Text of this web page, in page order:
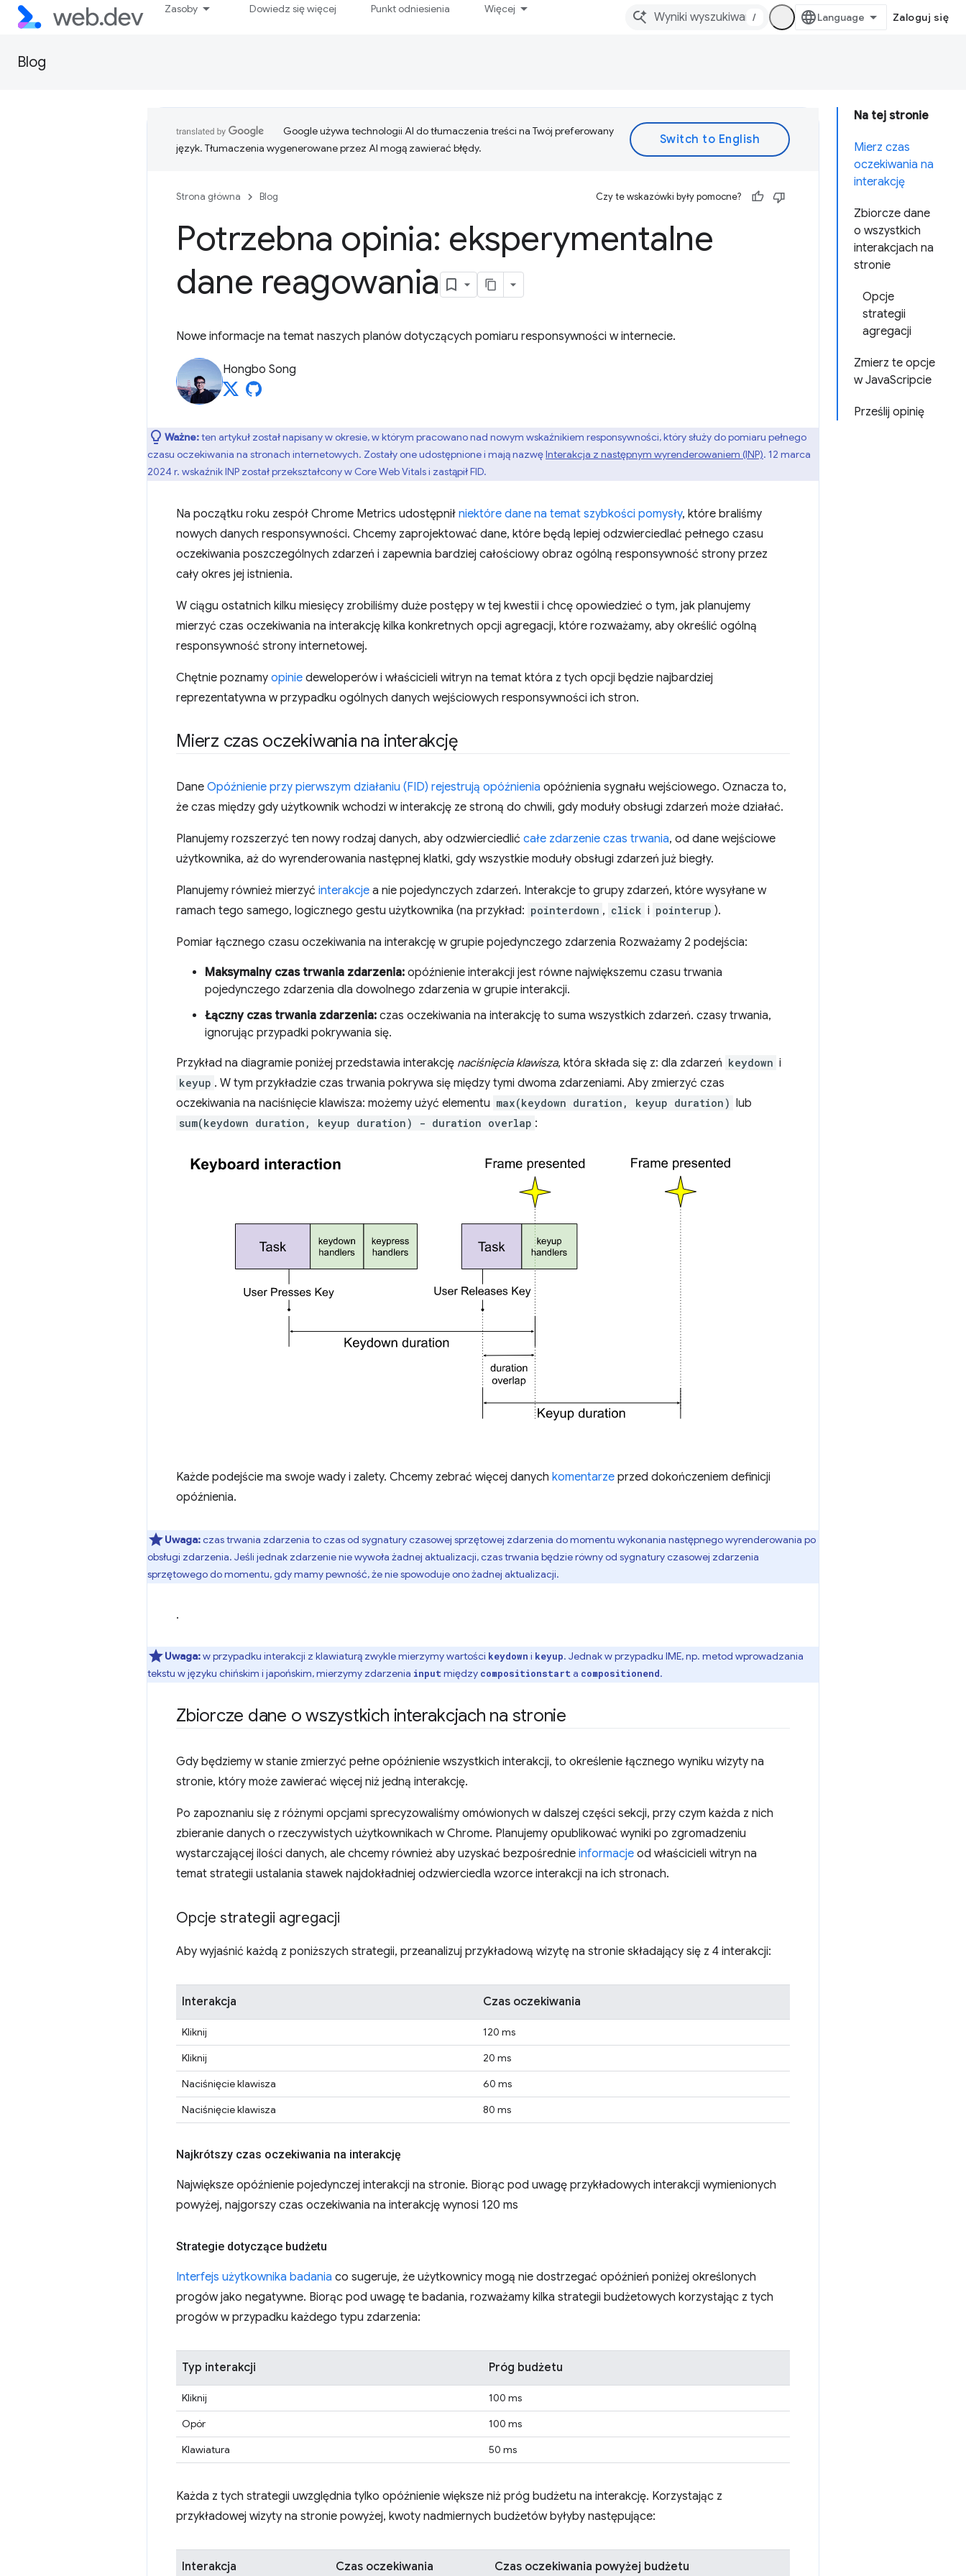
Zasoby Dowiedz się więcej Punkt odniesienia Więcej
/ Zaloguj się
Blog
Na tej stronie
Mierz czas
oczekiwania na
interakcję
Zbiorcze dane
o wszystkich
interakcjach na
stronie
Opcje
strategii
agregacji
Zmierz te opcje
w JavaScripcie
Prześlij opinię
Google używa technologii AI do tłumaczenia treści na Twój preferowany
język. Tłumaczenia wygenerowane przez AI mogą zawierać błędy.
Strona główna Blog Czy te wskazówki były pomocne?
Potrzebna opinia: eksperymentalne
dane reagowania
Nowe informacje na temat naszych planów dotyczących pomiaru responsywności w internecie.
Hongbo Song
Ważne:ten artykuł został napisany w okresie, w którym pracowano nad nowym wskaźnikiem responsywności, który służy do pomiaru pełnego
czasu oczekiwania na stronach internetowych. Zostały one udostępnione i mają nazwęInterakcja z następnym wyrenderowaniem (INP). 12 marca
2024 r. wskaźnik INP został przekształcony w Core Web Vitals i zastąpił FID.
Na początku roku zespół Chrome Metrics udostępnił niektóre dane na temat szybkości pomysły, które braliśmy
nowych danych responsywności. Chcemy zaprojektować dane, które będą lepiej odzwierciedlać pełnego czasu
oczekiwania poszczególnych zdarzeń i zapewnia bardziej całościowy obraz ogólną responsywność strony przez
cały okres jej istnienia.
W ciągu ostatnich kilku miesięcy zrobiliśmy duże postępy w tej kwestii i chcę opowiedzieć o tym, jak planujemy
mierzyć czas oczekiwania na interakcję kilka konkretnych opcji agregacji, które rozważamy, aby określić ogólną
responsywność strony internetowej.
Chętnie poznamy opinie deweloperów i właścicieli witryn na temat która z tych opcji będzie najbardziej
reprezentatywna w przypadku ogólnych danych wejściowych responsywności ich stron.
Mierz czas oczekiwania na interakcję
Dane Opóźnienie przy pierwszym działaniu (FID) rejestrują opóźnienia opóźnienia sygnału wejściowego. Oznacza to,
że czas między gdy użytkownik wchodzi w interakcję ze stroną do chwili, gdy moduły obsługi zdarzeń może działać.
Planujemy rozszerzyć ten nowy rodzaj danych, aby odzwierciedlić całe zdarzenie czas trwania, od dane wejściowe
użytkownika, aż do wyrenderowania następnej klatki, gdy wszystkie moduły obsługi zdarzeń już biegły.
Planujemy również mierzyć interakcje a nie pojedynczych zdarzeń. Interakcje to grupy zdarzeń, które wysyłane w
ramach tego samego, logicznego gestu użytkownika (na przykład: pointerdown , click i pointerup ).
Pomiar łącznego czasu oczekiwania na interakcję w grupie pojedynczego zdarzenia Rozważamy 2 podejścia:
Maksymalny czas trwania zdarzenia: opóźnienie interakcji jest równe największemu czasu trwania
pojedynczego zdarzenia dla dowolnego zdarzenia w grupie interakcji.
Łączny czas trwania zdarzenia: czas oczekiwania na interakcję to suma wszystkich zdarzeń. czasy trwania,
ignorując przypadki pokrywania się.
Przykład na diagramie poniżej przedstawia interakcję naciśnięcia klawisza, która składa się z: dla zdarzeń keydown i
keyup . W tym przykładzie czas trwania pokrywa się między tymi dwoma zdarzeniami. Aby zmierzyć czas
oczekiwania na naciśnięcie klawisza: możemy użyć elementu max(keydown duration, keyup duration) lub
sum(keydown duration, keyup duration) - duration overlap :
Każde podejście ma swoje wady i zalety. Chcemy zebrać więcej danych komentarze przed dokończeniem definicji
opóźnienia.
Uwaga:czas trwania zdarzenia to czas od sygnatury czasowej sprzętowej zdarzenia do momentu wykonania następnego wyrenderowania po
obsługi zdarzenia. Jeśli jednak zdarzenie nie wywoła żadnej aktualizacji, czas trwania będzie równy od sygnatury czasowej zdarzenia
sprzętowego do momentu, gdy mamy pewność, że nie spowoduje ono żadnej aktualizacji.
.
Uwaga:w przypadku interakcji z klawiaturą zwykle mierzymy wartości keydown i keyup. Jednak w przypadku IME, np. metod wprowadzania
tekstu w języku chińskim i japońskim, mierzymy zdarzenia inputmiędzy compositionstarta compositionend.
Zbiorcze dane o wszystkich interakcjach na stronie
Gdy będziemy w stanie zmierzyć pełne opóźnienie wszystkich interakcji, to określenie łącznego wyniku wizyty na
stronie, który może zawierać więcej niż jedną interakcję.
Po zapoznaniu się z różnymi opcjami sprecyzowaliśmy omówionych w dalszej części sekcji, przy czym każda z nich
zbieranie danych o rzeczywistych użytkownikach w Chrome. Planujemy opublikować wyniki po zgromadzeniu
wystarczającej ilości danych, ale chcemy również aby uzyskać bezpośrednie informacje od właścicieli witryn na
temat strategii ustalania stawek najdokładniej odzwierciedla wzorce interakcji na ich stronach.
Opcje strategii agregacji
Aby wyjaśnić każdą z poniższych strategii, przeanalizuj przykładową wizytę na stronie składający się z 4 interakcji:
Interakcja Czas oczekiwania
Kliknij
120 ms
Kliknij
20 ms
Naciśnięcie klawisza
60 ms
Naciśnięcie klawisza
80 ms
Najkrótszy czas oczekiwania na interakcję
Największe opóźnienie pojedynczej interakcji na stronie. Biorąc pod uwagę przykładowych interakcji wymienionych
powyżej, najgorszy czas oczekiwania na interakcję wynosi 120 ms
Strategie dotyczące budżetu
Interfejs użytkownika badania co sugeruje, że użytkownicy mogą nie dostrzegać opóźnień poniżej określonych
progów jako negatywne. Biorąc pod uwagę te badania, rozważamy kilka strategii budżetowych korzystając z tych
progów w przypadku każdego typu zdarzenia:
Typ interakcji Próg budżetu
Kliknij
100 ms
Opór
100 ms
Klawiatura
50 ms
Każda z tych strategii uwzględnia tylko opóźnienie większe niż próg budżetu na interakcję. Korzystając z
przykładowej wizyty na stronie powyżej, kwoty nadmiernych budżetów byłyby następujące:
Interakcja Czas oczekiwania Czas oczekiwania powyżej budżetu